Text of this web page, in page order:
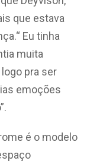
que estava
Eu tinha
muita
pra ser
emoções
é o modelo